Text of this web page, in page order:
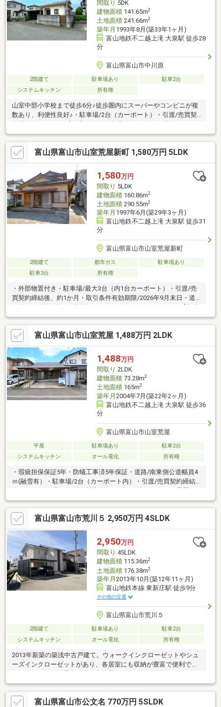
食、給排水管の故障や漏水につ間取り 5DK
建物面積141.65m2
土地面積241.66m2
築年月 1993年8月(築33年1ヶ月)
富山地鉄不二越上滝 大泉駅 徒歩28
分
富山県富山市中川原
2階建て 駐車場あり
駐車2台
システムキッチン
所有権
山室中部小学校まで徒歩6分♪徒歩圏内にスーパーやコンビニが複
数あり、利便性良好♪・駐車場/2台（カーポート）・引渡/売買契
約締結後、1か月程度・取引条件有効期限/2026年9月末日
富山県富山市山室荒屋新町 1,580万円 5LDK
1,580万円
間取り 5LDK
建物面積160.86m2
土地面積290.55m2
築年月 1997年6月(築29年3ヶ月)
富山地鉄不二越上滝 大泉駅 徒歩31
分
富山県富山市山室荒屋新町
2階建て 都市ガス
駐車場あり
駐車3台
所有権
・外部物置付き・駐車場/最大3台（内1台カーポート）・引渡/売
買契約締結後、約1か月・取引条件有効期限/2026年9月末日・道
不適合責任】 売主にて2年間保証付きで安心（主に構造に関する
保証）
富山県富山市山室荒屋 1,488万円 2LDK
1,488万円
間取り 2LDK
建物面積73.28m2
土地面積165m2
築年月 2004年7月(築22年2ヶ月)
富山地鉄不二越上滝 大泉駅 徒歩36
分
富山県富山市山室荒屋
平屋 駐車場あり
駐車2台
システムキッチン
オール電化 所有権
・瑕疵担保保証5年・防蟻工事済5年保証・道路/南東側公道幅員4
ｍ(融雪有）・駐車場/2台（カーポート内）・引渡/売買契約締結
後、約3か月・取引条件有効期限/2026年7月末リフォーム履歴
2026年5月 ・一部クロス張替え・和室以外の床、居室・廊下フ
ロアタイル上張り・水回りCF張替え・水回り設備はキッチンのみ
交換・和室畳表替え実施
富山県富山市荒川５ 2,950万円 4SLDK
2,950万円
間取り 4SLDK
建物面積115.36m2
土地面積176.38m2
築年月 2013年10月(築12年11ヶ月)
富山地鉄本線 東新庄駅 徒歩9分
その他の交通
富山県富山市荒川５
2階建て 駐車場あり
駐車2台
システムキッチン
オール電化 所有権
2013年新築の築浅中古戸建て。ウォークインクローゼットやシュ
ーズインクローゼットがあり、各居室にも収納が豊富で便利で
光熱費を抑えることができることも魅力です。
富山県富山市公文名 770万円 5SLDK